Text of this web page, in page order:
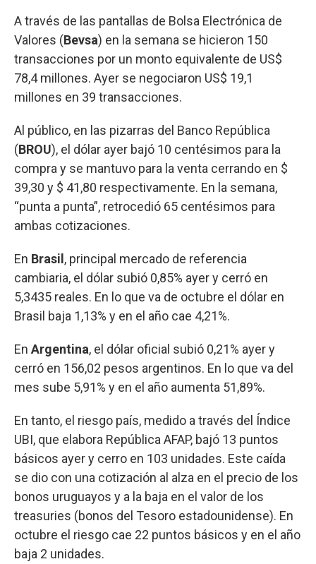
A través de las pantallas de Bolsa Electrónica de
Valores (Bevsa) en la semana se hicieron 150
transacciones por un monto equivalente de US$
78,4 millones. Ayer se negociaron US$ 19,1
millones en 39 transacciones.
Al público, en las pizarras del Banco República
(BROU), el dólar ayer bajó 10 centésimos para la
compra y se mantuvo para la venta cerrando en $
39,30 y $ 41,80 respectivamente. En la semana,
“punta a punta”, retrocedió 65 centésimos para
ambas cotizaciones.
En Brasil , principal mercado de referencia
cambiaria, el dólar subió 0,85% ayer y cerró en
5,3435 reales. En lo que va de octubre el dólar en
Brasil baja 1,13% y en el año cae 4,21%.
En Argentina, el dólar oficial subió 0,21% ayer y
cerró en 156,02 pesos argentinos. En lo que va del
mes sube 5,91% y en el año aumenta 51,89%.
En tanto, el riesgo país, medido a través del Índice
UBI, que elabora República AFAP, bajó 13 puntos
básicos ayer y cerro en 103 unidades. Este caída
se dio con una cotización al alza en el precio de los
bonos uruguayos y a la baja en el valor de los
treasuries (bonos del Tesoro estadounidense). En
octubre el riesgo cae 22 puntos básicos y en el año
baja 2 unidades.